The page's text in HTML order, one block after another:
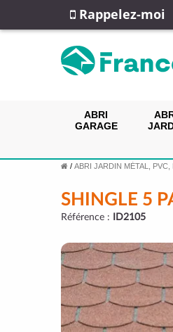
Rappelez-moi
ABRI
GARAGE
/ ABRI JARDIN MÉTAL,
SHINGLE 5
Référence : ID2105